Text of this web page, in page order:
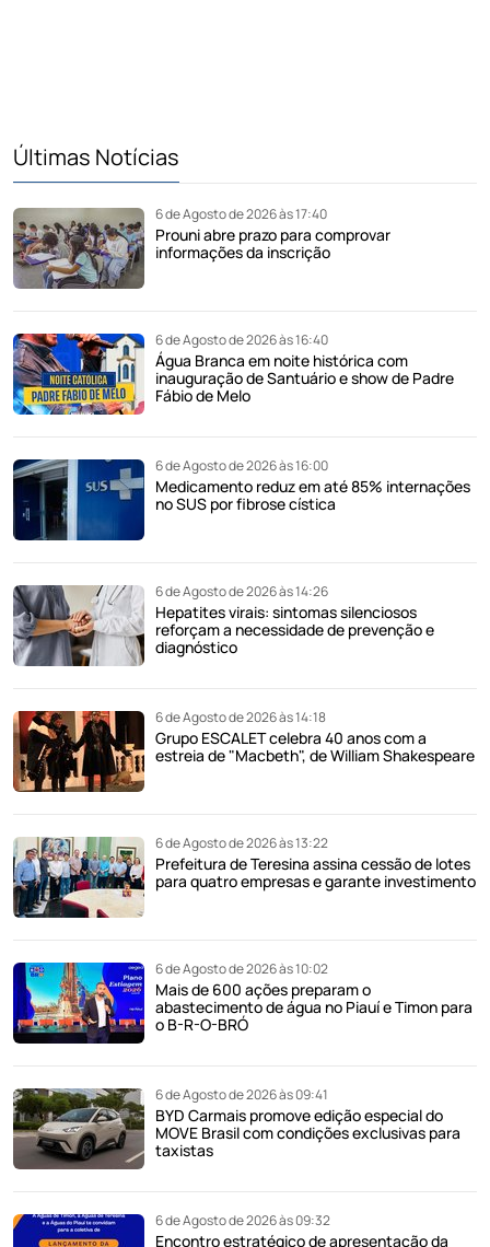
Últimas Notícias
6 de Agosto de 2026 às 17:40
Prouni abre prazo para comprovar
informações da inscrição
6 de Agosto de 2026 às 16:40
Água Branca em noite histórica com
inauguração de Santuário e show de Padre
Fábio de Melo
6 de Agosto de 2026 às 16:00
Medicamento reduz em até 85% internações
no SUS por fibrose cística
6 de Agosto de 2026 às 14:26
Hepatites virais: sintomas silenciosos
reforçam a necessidade de prevenção e
diagnóstico
6 de Agosto de 2026 às 14:18
Grupo ESCALET celebra 40 anos com a
estreia de "Macbeth", de William Shakespeare
6 de Agosto de 2026 às 13:22
Prefeitura de Teresina assina cessão de lotes
para quatro empresas e garante investimento
6 de Agosto de 2026 às 10:02
Mais de 600 ações preparam o
abastecimento de água no Piauí e Timon para
o B-R-O-BRÓ
6 de Agosto de 2026 às 09:41
BYD Carmais promove edição especial do
MOVE Brasil com condições exclusivas para
taxistas
6 de Agosto de 2026 às 09:32
Encontro estratégico de apresentação da